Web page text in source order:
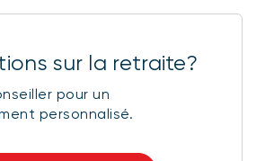
sur la retraite?
pour un
personnalisé.